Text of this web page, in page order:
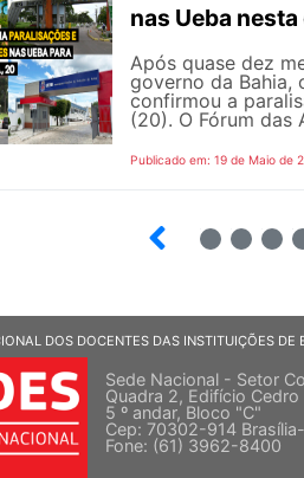
nas Ueba
Após quase dez
governo da Bahia,
confirmou a
(20). O Fórum das
Publicado em: 19 de Maio de
DOS DOCENTES DAS INSTITUIÇÕES DE
Sede Nacional - Setor
Quadra 2, Edifício Cedro
5 º andar, Bloco "C"
Cep: 70302-914 Brasília-
Fone: (61) 3962-8400